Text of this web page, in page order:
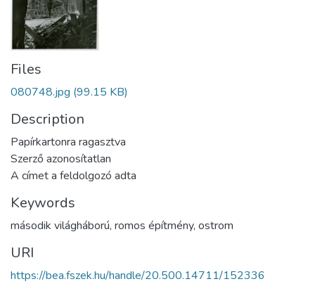
Files
080748.jpg (99.15 KB)
Description
Papírkartonra ragasztva
Szerző azonosítatlan
A címet a feldolgozó adta
Keywords
második világháború, romos építmény, ostrom
URI
https://bea.fszek.hu/handle/20.500.14711/152336